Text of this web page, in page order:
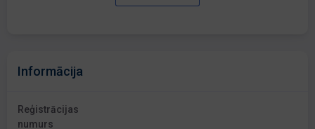
Informācija
Reģistrācijas
numurs